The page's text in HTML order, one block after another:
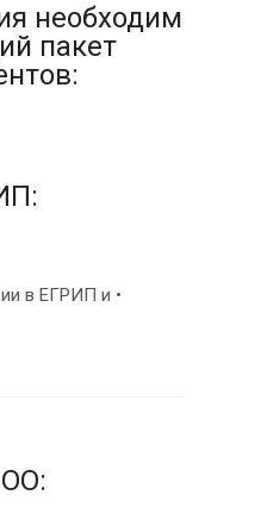
необходим
пакет
в ЕГРИП и •